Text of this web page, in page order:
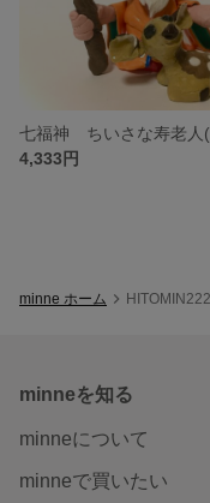
4,333円
minne ホーム
minneを知る
minneについて
minneで買いたい